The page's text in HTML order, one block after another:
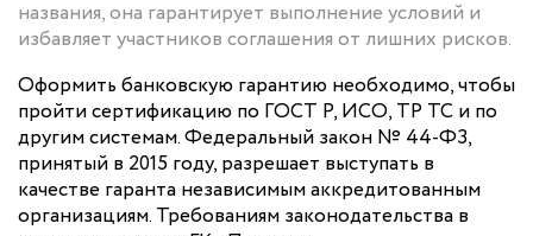
названия, она гарантирует выполнение условий и
избавляет участников соглашения от лишних рисков.
Оформить банковскую гарантию необходимо, чтобы
пройти сертификацию по ГОСТ Р, ИСО, ТР ТС и по
другим системам. Федеральный закон № 44-ФЗ,
принятый в 2015 году, разрешает выступать в
качестве гаранта независимым аккредитованным
организациям. Требованиям законодательства в